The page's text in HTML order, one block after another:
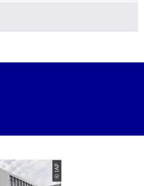
© IAP